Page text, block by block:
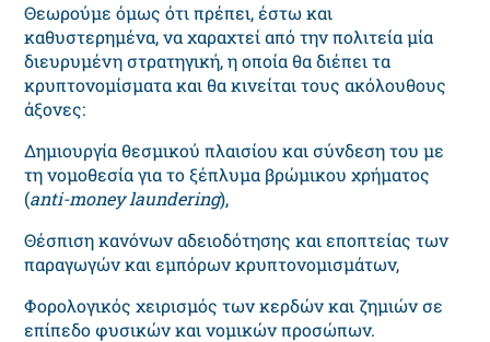
Θεωρούμε όμως ότι πρέπει, έστω και
καθυστερημένα, να χαραχτεί από την πολιτεία μία
διευρυμένη στρατηγική, η οποία θα διέπει τα
κρυπτονομίσματα και θα κινείται τους ακόλουθους
άξονες:
Δημιουργία θεσμικού πλαισίου και σύνδεση του με
τη νομοθεσία για το ξέπλυμα βρώμικου χρήματος
(anti-money laundering),
Θέσπιση κανόνων αδειοδότησης και εποπτείας των
παραγωγών και εμπόρων κρυπτονομισμάτων,
Φορολογικός χειρισμός των κερδών και ζημιών σε
επίπεδο φυσικών και νομικών προσώπων.